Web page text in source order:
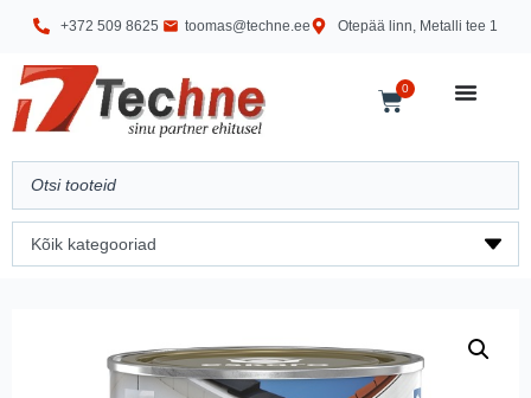
+372 509 8625 toomas@techne.ee Otepää linn, Metalli tee 1
0